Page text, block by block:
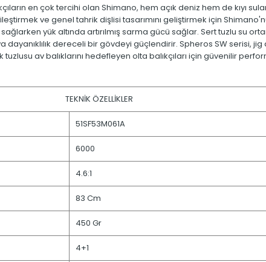
en çok tercihi olan Shimano, hem açık deniz hem de kıyı
ve genel tahrik dişlisi tasarımını geliştirmek için
yük altında artırılmış sarma gücü sağlar. Sert tuzlu su
dayanıklılık dereceli bir gövdeyi güçlendirir. Spheros SW serisi,
av balıklarını hedefleyen olta balıkçıları için güvenilir
TEKNİK ÖZELLİKLER
51SF53M061A
6000
4.6:1
83 Cm
450 Gr
4+1